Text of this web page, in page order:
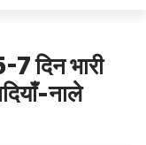
दिन भारी
नाले